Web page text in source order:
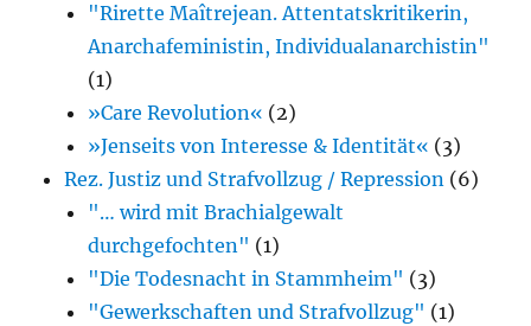
"Rirette Maîtrejean. Attentatskritikerin,
Anarcha­feministin, Individualanarchistin"
(1)
»Care Revolution« (2)
»Jenseits von Interesse & Identität« (3)
Rez. Justiz und Strafvollzug / Repression (6)
"… wird mit Brachialgewalt
durchgefochten" (1)
"Die Todesnacht in Stammheim" (3)
"Gewerkschaften und Strafvollzug" (1)